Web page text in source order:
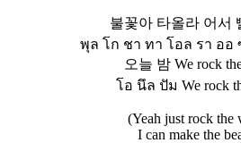
불꽃아 타올라 어서
พุล โก ชา ทา โอล รา ออ
오늘 밤 We rock
โอ นึล ปัม We rock
(Yeah just rock the
I can make the